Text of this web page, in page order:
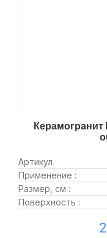
Керамогранит
Артикул
Применение :
Размер, см :
Поверхность :